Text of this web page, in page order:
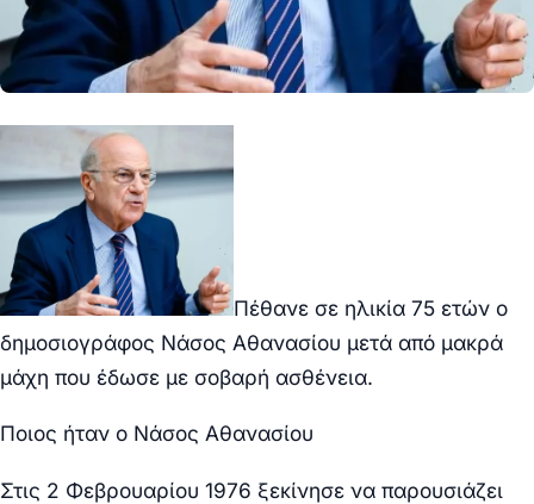
Πέθανε σε ηλικία 75 ετών ο
δημοσιογράφος Νάσος Αθανασίου μετά από μακρά
μάχη που έδωσε με σοβαρή ασθένεια.
Ποιος ήταν ο Νάσος Αθανασίου
Στις 2 Φεβρουαρίου 1976 ξεκίνησε να παρουσιάζει